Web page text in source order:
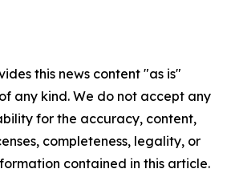
this news content "as is"
any kind. We do not accept any
for the accuracy, content,
completeness, legality, or
contained in this article.